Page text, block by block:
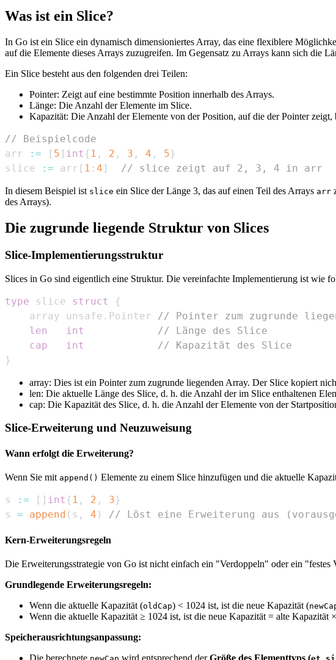
Was ist ein Slice?
In Go ist ein Slice ein dynamisch dimensioniertes Array, das eine flexiblere
auf die Elemente dieses Arrays zuzugreifen. Im Gegensatz zu Arrays kann sich die
Ein Slice besteht aus den folgenden drei Teilen:
Pointer: Zeigt auf eine bestimmte Position innerhalb des Arrays.
Länge: Die Anzahl der Elemente im Slice.
Kapazität: Die Anzahl der Elemente von der Position, auf die der Pointer
// Beispielcode
arr
:= [ 5 ] int { 1 , 2 , 3 , 4 , 5}
slice
:= arr [ 1 : 4 ] // slice zeigt auf 2, 3, 4 in arr
In diesem Beispiel ist slice ein Slice der Länge 3, das auf einen Teil des Arrays arr
des Arrays).
Die zugrunde liegende Struktur von Slices
Slice-Implementierungsstruktur
Slices in Go sind eigentlich eine Struktur. Die vereinfachte Implementierung ist wie
type slice struct
{
    array unsafe
. Pointer
// Pointer zum zugrunde
len
int
// Länge des Slice
cap
int
// Kapazität des Slice
}
array: Dies ist ein Pointer zum zugrunde liegenden Array. Der Slice kopiert
len: Die aktuelle Länge des Slice, d. h. die Anzahl der im Slice enthaltenen
cap: Die Kapazität des Slice, d. h. die Anzahl der Elemente von der
Slice-Erweiterung und Neuzuweisung
Wann erfolgt die Erweiterung?
Wenn Sie mit append() Elemente zu einem Slice hinzufügen und die aktuelle
s := [ ] int { 1 , 2 , 3}
s = append ( s , 4 ) // Löst eine Erweiterung aus
Kern-Erweiterungsregeln
Die Erweiterungsstrategie von Go ist nicht einfach ein "Verdoppeln" oder ein
Grundlegende Erweiterungsregeln:
Wenn die aktuelle Kapazität (oldCap) < 1024 ist, ist die neue Kapazität (
Wenn die aktuelle Kapazität ≥ 1024 ist, ist die neue Kapazität = alte Kapazität
Speicherausrichtungsanpassung: